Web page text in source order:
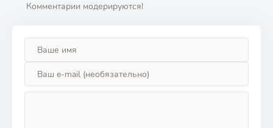
Комментарии модерируются!